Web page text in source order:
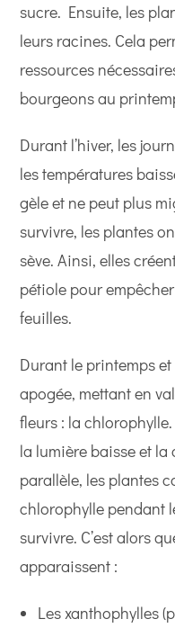
sucre. Ensuite, les
leurs racines. Cela
ressources
bourgeons au
Durant l’hiver, les
les températures
gèle et ne peut plus
survivre, les plantes
sève. Ainsi, elles
pétiole pour
feuilles.
Durant le printemps et
apogée, mettant en
fleurs : la
la lumière baisse et
parallèle, les plantes
chlorophylle pendant
survivre. C’est alors
apparaissent :
Les xanthophylles